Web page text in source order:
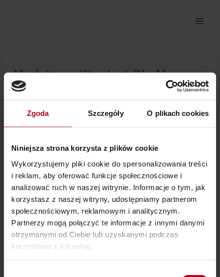
Zgoda Szczegóły O plikach cookies
Niniejsza strona korzysta z plików cookie
Wykorzystujemy pliki cookie do spersonalizowania treści
i reklam, aby oferować funkcje społecznościowe i
analizować ruch w naszej witrynie. Informacje o tym, jak
korzystasz z naszej witryny, udostępniamy partnerom
społecznościowym, reklamowym i analitycznym.
Partnerzy mogą połączyć te informacje z innymi danymi
otrzymanymi od Ciebie lub uzyskanymi podczas
korzystania z ich usług.
Ostatnie wpisy
Medytacja Kto Jest Dla Mnie
Najważniejszy
Nie można pokazać tej sekcji, ponieważ nie jesteś